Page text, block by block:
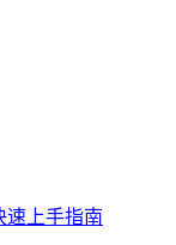
速上手指南